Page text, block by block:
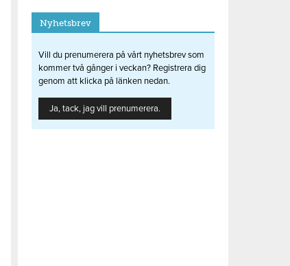
Nyhetsbrev
Vill du prenumerera på vårt nyhetsbrev som
kommer två gånger i veckan? Registrera dig
genom att klicka på länken nedan.
Ja, tack, jag vill prenumerera.